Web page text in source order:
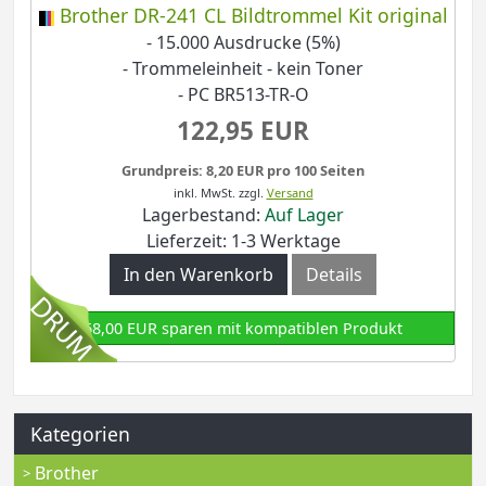
Brother DR-241 CL Bildtrommel Kit original
- 15.000 Ausdrucke (5%)
- Trommeleinheit - kein Toner
- PC BR513-TR-O
122,95 EUR
Grundpreis: 8,20 EUR pro 100 Seiten
inkl. MwSt. zzgl. Versand
Lagerbestand: Auf Lager
Lieferzeit: 1-3 Werktage
In den Warenkorb
Details
68,00 EUR sparen mit kompatiblen Produkt
Kategorien
Brother